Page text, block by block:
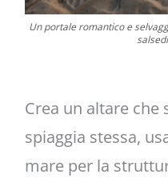
Un portale romantico e
Crea un altare che
spiaggia stessa,
mare per la